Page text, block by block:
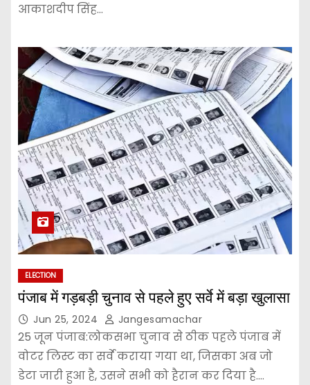
आकाशदीप सिंह…
ELECTION
पंजाब में गड़बड़ी चुनाव से पहले हुए सर्वे में बड़ा खुलासा
Jun 25, 2024 Jangesamachar
25 जून पंजाब:लोकसभा चुनाव से ठीक पहले पंजाब में
वोटर लिस्ट का सर्वे कराया गया था, जिसका अब जो
डेटा जारी हुआ है, उसने सभी को हैरान कर दिया है.…